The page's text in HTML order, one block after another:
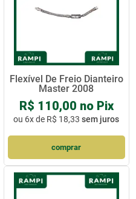
Flexível De Freio Dianteiro
Master 2008
R$ 110,00 no Pix
ou 6x de R$ 18,33 sem juros
comprar